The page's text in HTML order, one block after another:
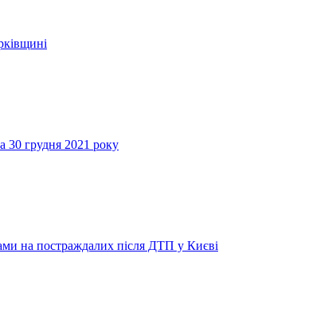
30 грудня 2021 року
на постраждалих після ДТП у Києві